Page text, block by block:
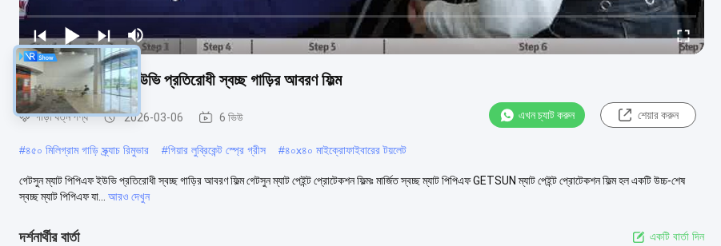
গেটসুন ম্যাট পিপিএফ ইউভি প্রতিরোধী স্বচ্ছ গাড়ির আবরণ ফিল্ম
গাড়ী যত্ন পণ্য 2026-03-06 6 ভিউ এখন চ্যাট করুন শেয়ার করুন
#৪৫০ মিলিগ্রাম গাড়ি স্ক্র্যাচ রিমুভার #গিয়ার লুব্রিকেন্ট স্প্রে গ্রীস #৪০x৪০ মাইক্রোফাইবারের টয়লেট
গেটসুন ম্যাট পিপিএফ ইউভি প্রতিরোধী স্বচ্ছ গাড়ির আবরণ ফিল্ম গেটসুন ম্যাট পেইন্ট প্রোটেকশন ফিল্মঃ মার্জিত স্বচ্ছ ম্যাট পিপিএফ GETSUN ম্যাট পেইন্ট প্রোটেকশন ফিল্ম হল একটি উচ্চ-শেষ
স্বচ্ছ ম্যাট পিপিএফ যা...
আরও দেখুন
দর্শনার্থীর বার্তা একটি বার্তা দিন